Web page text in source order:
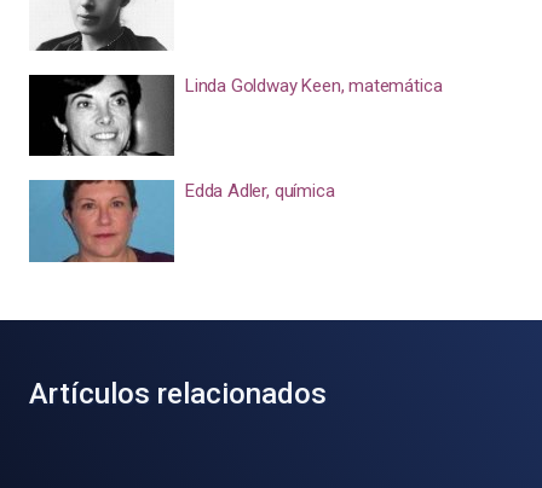
Linda Goldway Keen, matemática
Edda Adler, química
Artículos relacionados